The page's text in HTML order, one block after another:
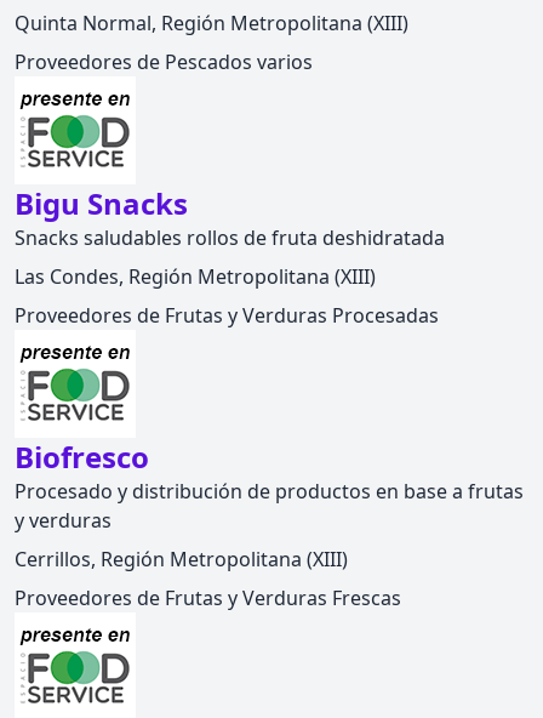
Quinta Normal, Región Metropolitana (XIII)
Proveedores de Pescados varios
Bigu Snacks
Snacks saludables rollos de fruta deshidratada
Las Condes, Región Metropolitana (XIII)
Proveedores de Frutas y Verduras Procesadas
Biofresco
Procesado y distribución de productos en base a frutas
y verduras
Cerrillos, Región Metropolitana (XIII)
Proveedores de Frutas y Verduras Frescas